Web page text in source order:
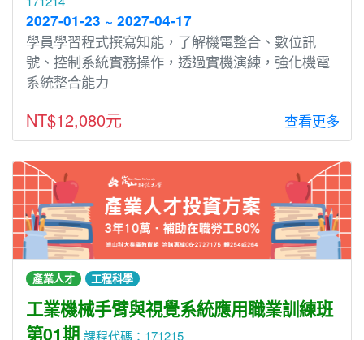
2027-01-23 ~ 2027-04-17
學員學習程式撰寫知能，了解機電整合、數位訊
號、控制系統實務操作，透過實機演練，強化機電
系統整合能力
NT$12,080元 查看更多
產業人才 工程科學
工業機械手臂與視覺系統應用職業訓練班
第01期 課程代碼：171215